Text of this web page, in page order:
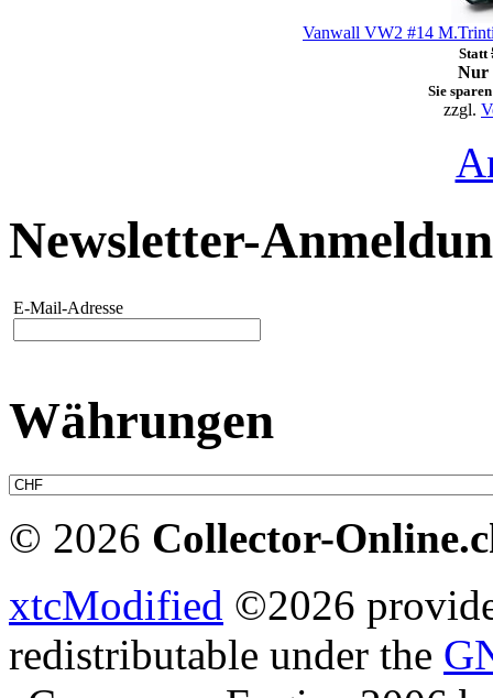
Vanwall VW2 #14
Statt
Nur
Sie
zzgl.
Newsletter-
E-Mail-Adresse
Währungen
© 2026 Collector-
xtcModified ©2026
redistributable under the